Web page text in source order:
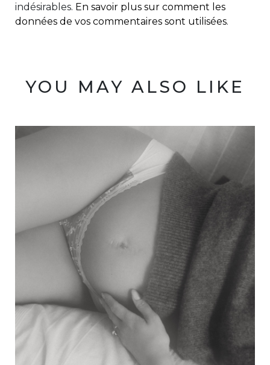
indésirables. En savoir plus sur comment les
données de vos commentaires sont utilisées.
YOU MAY ALSO LIKE